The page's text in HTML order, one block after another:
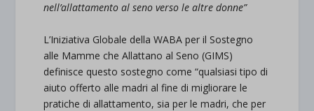
nell’allattamento al seno verso le altre donne”
L’Iniziativa Globale della WABA per il Sostegno
alle Mamme che Allattano al Seno (GIMS)
definisce questo sostegno come “qualsiasi tipo di
aiuto offerto alle madri al fine di migliorare le
pratiche di allattamento, sia per le madri, che per